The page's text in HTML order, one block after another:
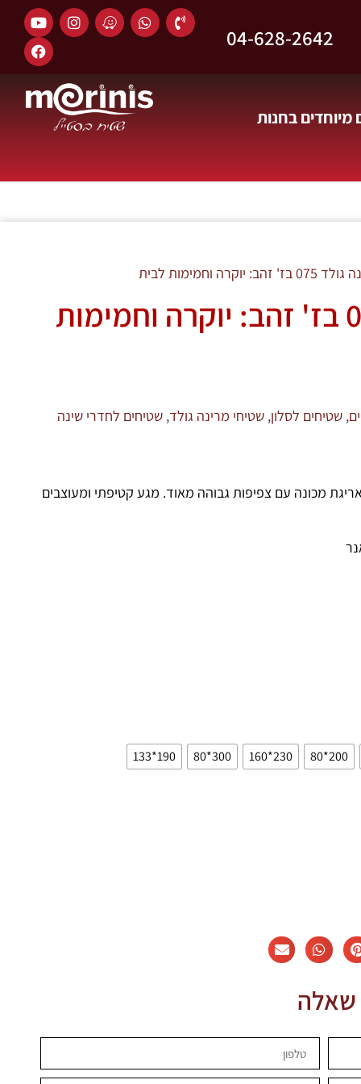
04-628-2642
בחנות
וחמימות לבית
שטיח מרינה גולד 075 בז' זהב: יוקרה וחמימות
, שטיחים לסלון, שטיחי מרינה גולד, שטיחים לחדרי שינה
מכונה עם צפיפות גבוהה מאוד. מגע קטיפתי ומעוצבים
200*80
230*160
300*80
190*133
שאלה